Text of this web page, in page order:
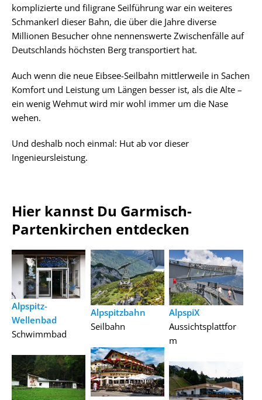
komplizierte und filigrane Seilführung war ein weiteres
Schmankerl dieser Bahn, die über die Jahre diverse
Millionen Besucher ohne nennenswerte Zwischenfälle auf
Deutschlands höchsten Berg transportiert hat.
Auch wenn die neue Eibsee-Seilbahn mittlerweile in Sachen
Komfort und Leistung um Längen besser ist, als die Alte –
ein wenig Wehmut wird mir wohl immer um die Nase
wehen.
Und deshalb noch einmal: Hut ab vor dieser
Ingenieursleistung.
Hier kannst Du Garmisch-
Partenkirchen entdecken
Alpspitz-
Wellenbad
Schwimmbad
Alpspitzbahn
Seilbahn
AlpspiX
Aussichtsplattfor
m